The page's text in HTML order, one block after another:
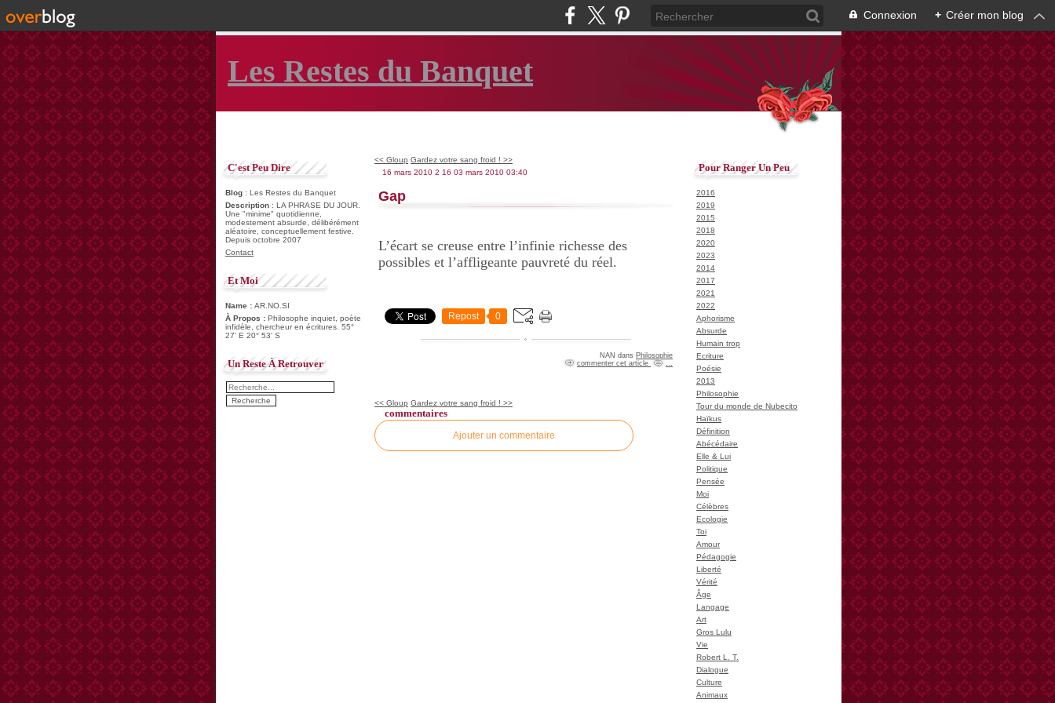
Connexion + Créer mon blog
Les Restes du Banquet
C'est Peu Dire
Blog : Les Restes du Banquet
Description : LA PHRASE DU JOUR.
Une "minime" quotidienne,
modestement absurde, délibérément
aléatoire, conceptuellement festive.
Depuis octobre 2007
Contact
Et Moi
Name : AR.NO.SI
À Propos : Philosophe inquiet, poète
infidèle, chercheur en écritures. 55°
27' E 20° 53' S
Un Reste À Retrouver
<< Gloup Gardez votre sang froid ! >>
16 mars 2010 2 16 03 mars 2010 03:40
Gap
L’écart se creuse entre l’infinie richesse des
possibles et l’affligeante pauvreté du réel.
Repost 0
NAN dans Philosophie
commenter cet article
<< Gloup Gardez votre sang froid ! >>
commentaires
Ajouter un commentaire
Pour Ranger Un Peu
2016
2019
2015
2018
2020
2023
2014
2017
2021
2022
Aphorisme
Absurde
Humain trop
Ecriture
Poésie
2013
Philosophie
Tour du monde de Nubecito
Haïkus
Définition
Abécédaire
Elle & Lui
Politique
Pensée
Moi
Célèbres
Ecologie
Toi
Amour
Pédagogie
Liberté
Vérité
Âge
Langage
Art
Gros Lulu
Vie
Robert L. T.
Dialogue
Culture
Animaux